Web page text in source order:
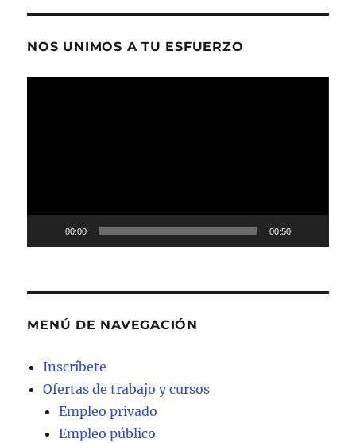
NOS UNIMOS A TU ESFUERZO
00:00 00:50
MENÚ DE NAVEGACIÓN
Inscríbete
Ofertas de trabajo y cursos
Empleo privado
Empleo público